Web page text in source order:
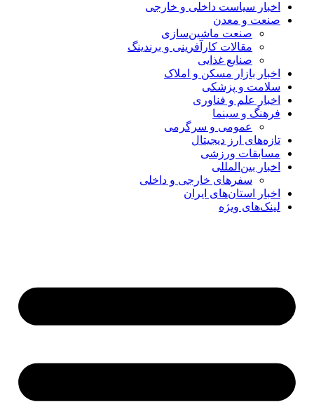
اخبار سیاست داخلی و خارجی
صنعت و معدن
صنعت ماشین‌سازی
مقالات کارآفرینی و برندینگ
صنایع غذایی
اخبار بازار مسکن و املاک
سلامت و پزشکی
اخبار علم و فناوری
فرهنگ و سینما
عمومی و سرگرمی
تازه‌های ارز دیجیتال
مسابقات ورزشی
اخبار بین‌المللی
سفرهای خارجی و داخلی
اخبار استان‌های ایران
لینک‌های ویژه